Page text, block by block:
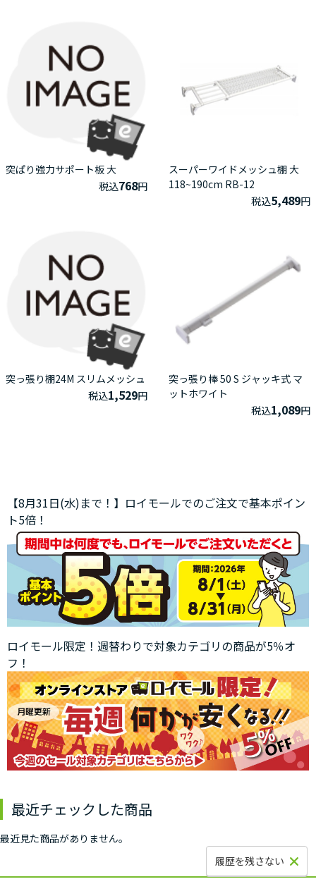
突ぱり強力サポート板 大
税込768円
スーパーワイドメッシュ棚 大
118~190cm RB-12
税込5,489円
突っ張り棚24M スリムメッシュ
税込1,529円
突っ張り棒 50 S ジャッキ式 マ
ットホワイト
税込1,089円
【8月31日(水)まで！】ロイモールでのご注文で基本ポイン
ト5倍！
ロイモール限定！週替わりで対象カテゴリの商品が5％オ
フ！
最近チェックした商品
最近見た商品がありません。
履歴を残さない